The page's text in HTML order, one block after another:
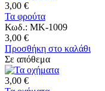
3,00 €
Τα φρούτα
Κωδ.: MK-1009
3,00 €
Προσθήκη στο καλάθι
Σε απόθεμα
3,00 €